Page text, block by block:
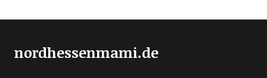
nordhessenmami.de